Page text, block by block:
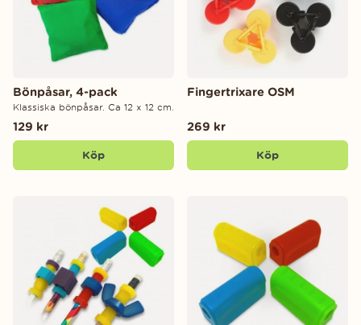
Bönpåsar, 4-pack
Klassiska bönpåsar. Ca 12 x 12 cm.
129 kr
Köp
Fingertrixare OSM
269 kr
Köp